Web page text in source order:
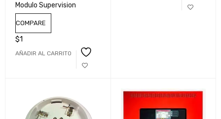
Modulo Supervision
COMPARE
$1
AÑADIR AL CARRITO